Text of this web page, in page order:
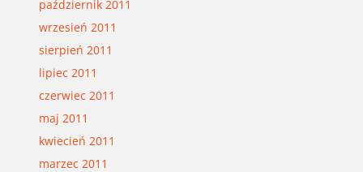
październik 2011
wrzesień 2011
sierpień 2011
lipiec 2011
czerwiec 2011
maj 2011
kwiecień 2011
marzec 2011